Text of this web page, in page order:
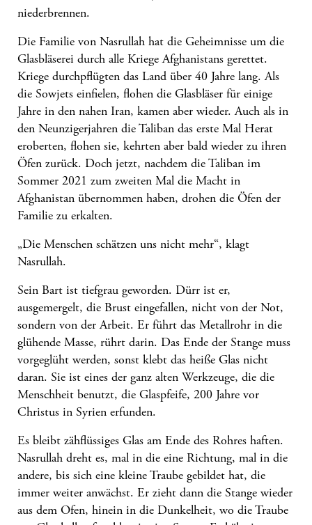
niederbrennen.
Die Familie von Nasrullah hat die Geheimnisse um die
Glasbläserei durch alle Kriege Afghanistans gerettet.
Kriege durchpflügten das Land über 40 Jahre lang. Als
die Sowjets einfielen, flohen die Glasbläser für einige
Jahre in den nahen Iran, kamen aber wieder. Auch als in
den Neunzigerjahren die Taliban das erste Mal Herat
eroberten, flohen sie, kehrten aber bald wieder zu ihren
Öfen zurück. Doch jetzt, nachdem die Taliban im
Sommer 2021 zum zweiten Mal die Macht in
Afghanistan übernommen haben, drohen die Öfen der
Familie zu erkalten.
„Die Menschen schätzen uns nicht mehr“, klagt
Nasrullah.
Sein Bart ist tiefgrau geworden. Dürr ist er,
ausgemergelt, die Brust eingefallen, nicht von der Not,
sondern von der Arbeit. Er führt das Metallrohr in die
glühende Masse, rührt darin. Das Ende der Stange muss
vorgeglüht werden, sonst klebt das heiße Glas nicht
daran. Sie ist eines der ganz alten Werkzeuge, die die
Menschheit benutzt, die Glaspfeife, 200 Jahre vor
Christus in Syrien erfunden.
Es bleibt zähflüssiges Glas am Ende des Rohres haften.
Nasrullah dreht es, mal in die eine Richtung, mal in die
andere, bis sich eine kleine Traube gebildet hat, die
immer weiter anwächst. Er zieht dann die Stange wieder
aus dem Ofen, hinein in die Dunkelheit, wo die Traube